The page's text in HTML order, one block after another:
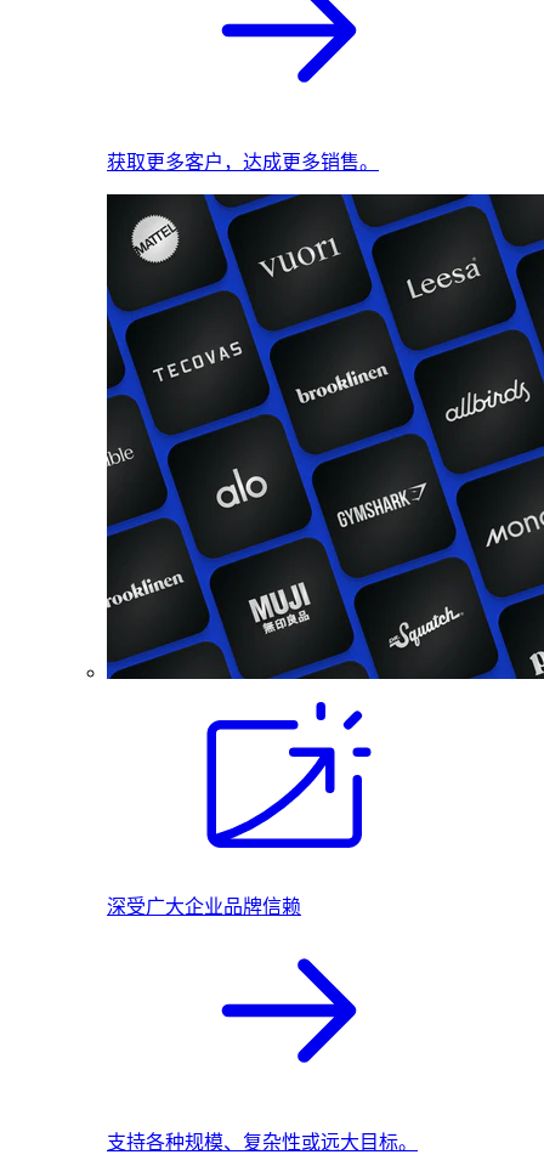
获取更多客户，达成更多销售。
深受广大企业品牌信赖
支持各种规模、复杂性或远大目标。